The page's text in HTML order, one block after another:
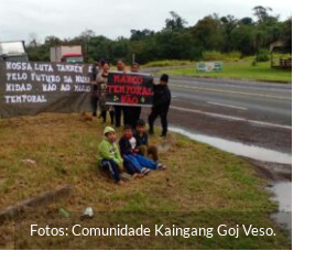
Fotos: Comunidade Kaingang Goj Veso.